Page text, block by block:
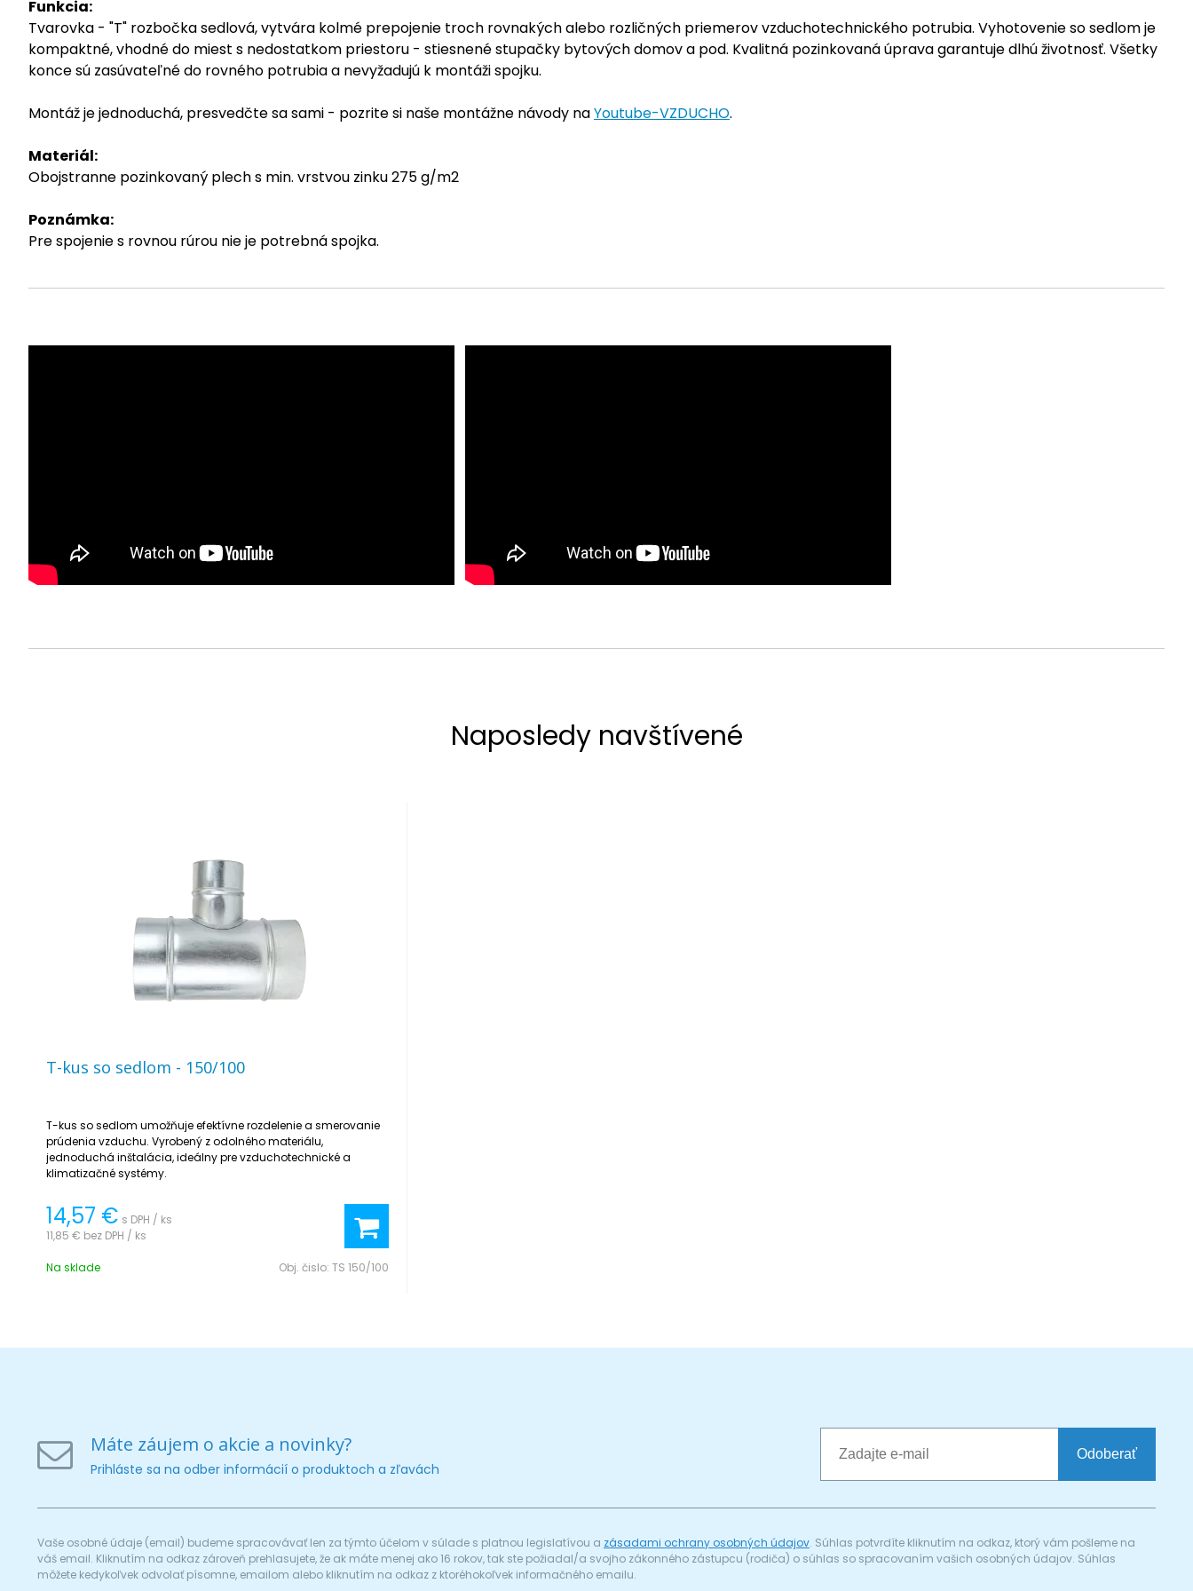
Funkcia:
Tvarovka - "T" rozbočka sedlová, vytvára kolmé prepojenie troch rovnakých alebo rozličných priemerov vzduchotechnického potrubia. Vyhotovenie so sedlom je
kompaktné, vhodné do miest s nedostatkom priestoru - stiesnené stupačky bytových domov a pod. Kvalitná pozinkovaná úprava garantuje dlhú životnosť. Všetky
konce sú zasúvateľné do rovného potrubia a nevyžadujú k montáži spojku.
Montáž je jednoduchá, presvedčte sa sami - pozrite si naše montážne návody naYoutube-VZDUCHO.
Materiál:
Obojstranne pozinkovaný plech s min. vrstvou zinku 275 g/m2
Poznámka:
Pre spojenie s rovnou rúrou nie je potrebná spojka.
Naposledy navštívené
T-kus so sedlom - 150/100
T-kus so sedlom umožňuje efektívne rozdelenie a smerovanie
prúdenia vzduchu. Vyrobený z odolného materiálu,
jednoduchá inštalácia, ideálny pre vzduchotechnické a
klimatizačné systémy.
14,57 € s DPH / ks
11,85 € bez DPH / ks
Na sklade Obj. čislo: TS 150/100
Máte záujem o akcie a novinky?
Prihláste sa na odber informácií o produktoch a zľavách
Odoberať
Vaše osobné údaje (email) budeme spracovávať len za týmto účelom v súlade s platnou legislatívou a zásadami ochrany osobných údajov. Súhlas potvrdíte kliknutím na odkaz, ktorý vám pošleme na
váš email. Kliknutím na odkaz zároveň prehlasujete, že ak máte menej ako 16 rokov, tak ste požiadal/a svojho zákonného zástupcu (rodiča) o súhlas so spracovaním vašich osobných údajov. Súhlas
môžete kedykoľvek odvolať písomne, emailom alebo kliknutím na odkaz z ktoréhokoľvek informačného emailu.